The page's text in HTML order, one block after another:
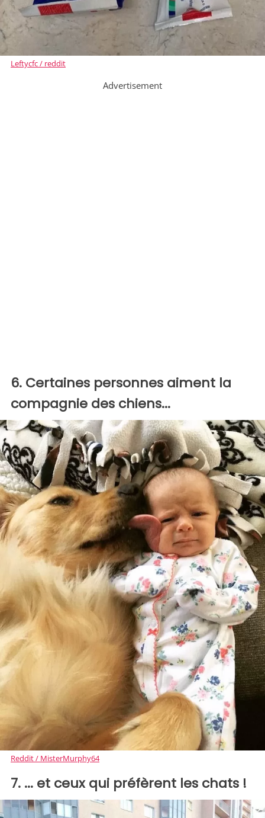
Leftycfc / reddit
Advertisement
6. Certaines personnes aiment la
compagnie des chiens...
Reddit / MisterMurphy64
7. ... et ceux qui préfèrent les chats !